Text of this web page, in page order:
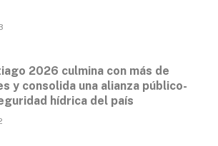
2026 culmina con más de
y consolida una alianza público-
hídrica del país